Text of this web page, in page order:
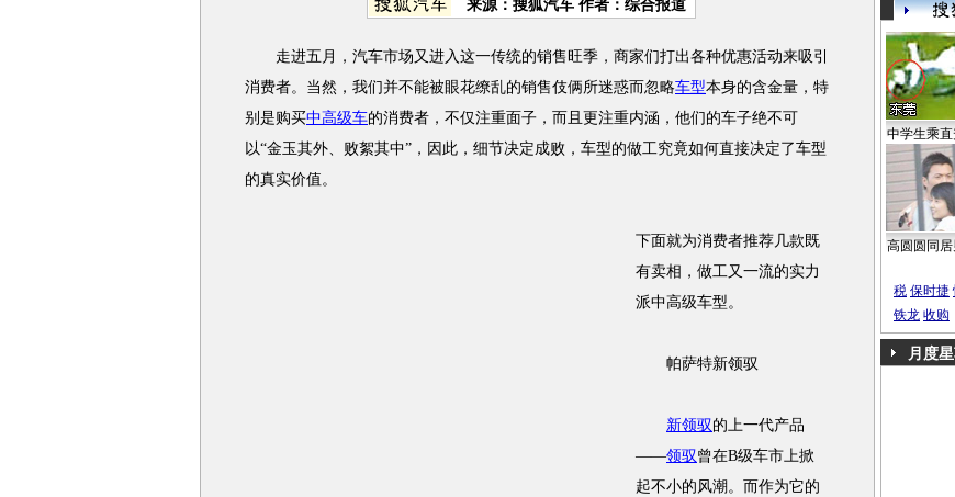
来源： 搜狐汽车 作者：综合报道
走进五月，汽车市场又进入这一传统的销售旺季，商家们打出各种优惠活动来吸引
消费者。当然，我们并不能被眼花缭乱的销售伎俩所迷惑而忽略车型本身的含金量，特
别是购买中高级车的消费者，不仅注重面子，而且更注重内涵，他们的车子绝不可
以“金玉其外、败絮其中”，因此，细节决定成败，车型的做工究竟如何直接决定了车型
的真实价值。
下面就为消费者推荐几款既
有卖相，做工又一流的实力
派中高级车型。
帕萨特新领驭
新领驭的上一代产品
——领驭曾在B级车市上掀
起不小的风潮。而作为它的
中学生乘
高圆圆同
税 保时捷
铁龙 收购
月度